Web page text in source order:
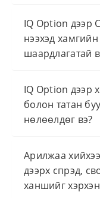
IQ Option дээр
нээхэд
шаардлагатай
IQ Option дээр
болон татан
нөлөөлдөг вэ?
Арилжаа
дээрх спрэд,
ханшийг